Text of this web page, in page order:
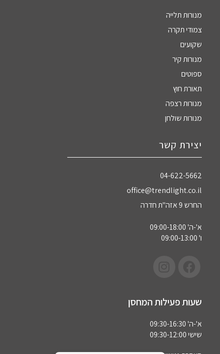
מנורות תלייה
צמודי תקרה
שקועים
מנורות קיר
ספוטים
תאורת חוץ
מנורות רצפה
מנורות שולחן
יצירת קשר
04-622-5662‏
office@trendlight.co.il
החרש 9 אזה"ת חדרה
א'-ה' 09:00-18:00
ו' 09:00-13:00
שעות פעילות המחסן
א'-ה' 09:30-16:30
שישי 09:30-12:00